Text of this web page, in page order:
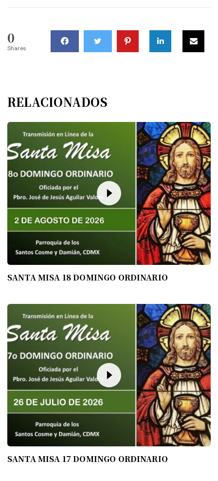
0
Shares
RELACIONADOS
SANTA MISA 18 DOMINGO ORDINARIO
SANTA MISA 17 DOMINGO ORDINARIO